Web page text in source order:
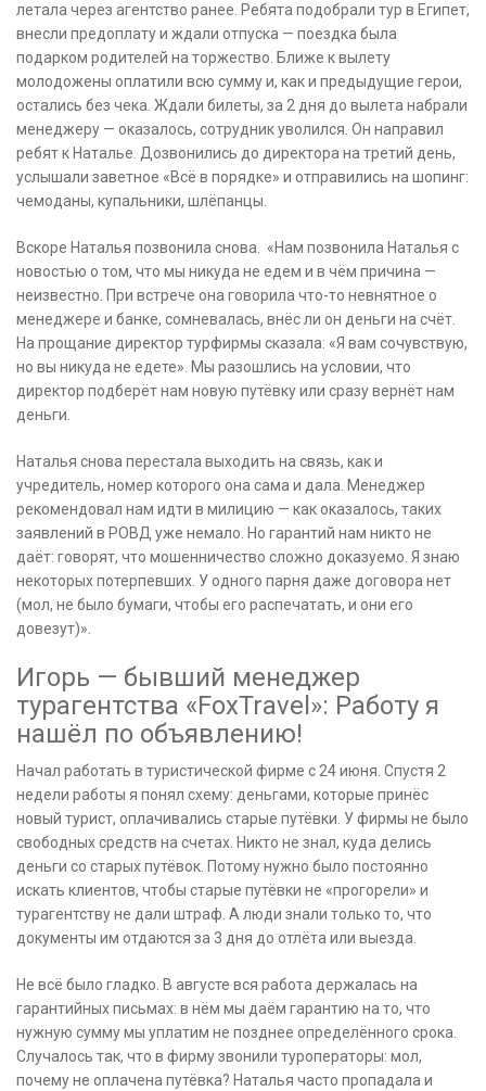
летала через агентство ранее. Ребята подобрали тур в Египет,
внесли предоплату и ждали отпуска — поездка была
подарком родителей на торжество. Ближе к вылету
молодожены оплатили всю сумму и, как и предыдущие герои,
остались без чека. Ждали билеты, за 2 дня до вылета набрали
менеджеру — оказалось, сотрудник уволился. Он направил
ребят к Наталье. Дозвонились до директора на третий день,
услышали заветное «Всё в порядке» и отправились на шопинг:
чемоданы, купальники, шлёпанцы.
Вскоре Наталья позвонила снова. «Нам позвонила Наталья с
новостью о том, что мы никуда не едем и в чём причина —
неизвестно. При встрече она говорила что-то невнятное о
менеджере и банке, сомневалась, внёс ли он деньги на счёт.
На прощание директор турфирмы сказала: «Я вам сочувствую,
но вы никуда не едете». Мы разошлись на условии, что
директор подберёт нам новую путёвку или сразу вернёт нам
деньги.
Наталья снова перестала выходить на связь, как и
учредитель, номер которого она сама и дала. Менеджер
рекомендовал нам идти в милицию — как оказалось, таких
заявлений в РОВД уже немало. Но гарантий нам никто не
даёт: говорят, что мошенничество сложно доказуемо. Я знаю
некоторых потерпевших. У одного парня даже договора нет
(мол, не было бумаги, чтобы его распечатать, и они его
довезут)».
Игорь — бывший менеджер
турагентства «FoxTravel»: Работу я
нашёл по объявлению!
Начал работать в туристической фирме с 24 июня. Спустя 2
недели работы я понял схему: деньгами, которые принёс
новый турист, оплачивались старые путёвки. У фирмы не было
свободных средств на счетах. Никто не знал, куда делиcь
деньги со старых путёвок. Потому нужно было постоянно
искать клиентов, чтобы старые путёвки не «прогорели» и
турагентству не дали штраф. А люди знали только то, что
документы им отдаются за 3 дня до отлёта или выезда.
Не всё было гладко. В августе вся работа держалась на
гарантийных письмах: в нём мы даём гарантию на то, что
нужную сумму мы уплатим не позднее определённого срока.
Случалось так, что в фирму звонили туроператоры: мол,
почему не оплачена путёвка? Наталья часто пропадала и